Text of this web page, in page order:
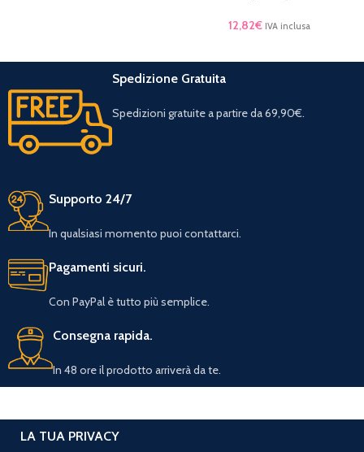
12,82€ IVA inclusa
Spedizione Gratuita
Spedizioni gratuite a partire da 69,90€.
Supporto 24/7
In qualsiasi momento puoi contattarci.
Pagamenti sicuri.
Con PayPal è tutto più semplice.
Consegna rapida.
In 48 ore il prodotto arriverà da te.
LA TUA PRIVACY